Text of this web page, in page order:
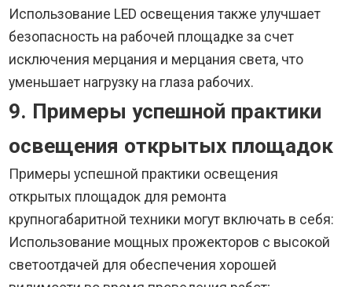
Использование LED освещения также улучшает
безопасность на рабочей площадке за счет
исключения мерцания и мерцания света, что
уменьшает нагрузку на глаза рабочих.
9. Примеры успешной практики
освещения открытых площадок
Примеры успешной практики освещения
открытых площадок для ремонта
крупногабаритной техники могут включать в себя:
Использование мощных прожекторов с высокой
светоотдачей для обеспечения хорошей